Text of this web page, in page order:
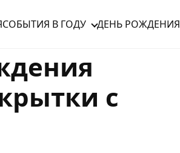
СОБЫТИЯ В ГОДУ ДЕНЬ РОЖДЕНИЯ
с